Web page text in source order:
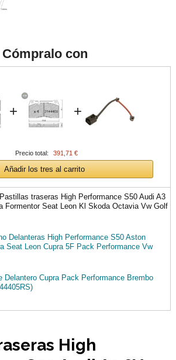
Cómpralo con
+ +
Precio total: 391,71 €
Añadir los tres al carrito
Pastillas traseras High Performance S50 Audi A3
Formentor Seat Leon Kl Skoda Octavia Vw Golf
Delanteras High Performance S50 Aston
Seat Leon Cupra 5F Pack Performance Vw
Delantero Cupra Pack Performance Brembo
High